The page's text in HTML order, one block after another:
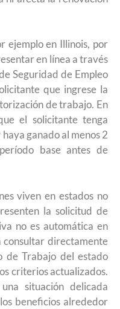
ejemplo en Illinois, por
en línea a través
Seguridad de Empleo
que ingrese la
de trabajo. En
el solicitante tenga
ganado al menos 2
base antes de
viven en estados no
la solicitud de
no es automática en
consultar directamente
de Trabajo del estado
criterios actualizados.
situación delicada
beneficios alrededor